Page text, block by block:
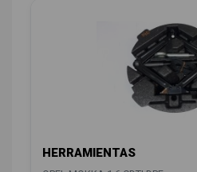
HERRAMIENTAS